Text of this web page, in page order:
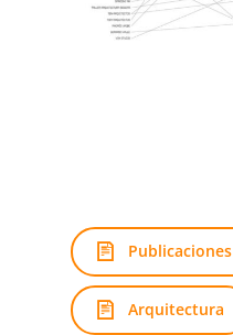
Publicaciones
Arquitectura